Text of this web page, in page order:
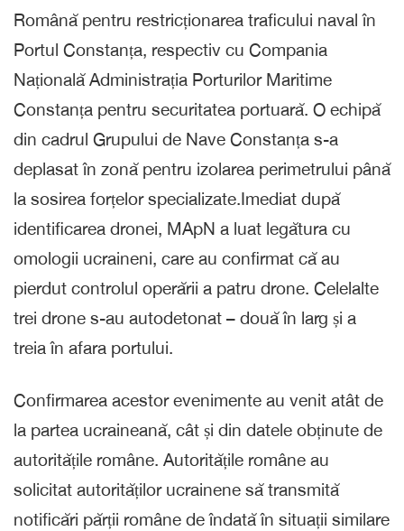
Română pentru restricționarea traficului naval în
Portul Constanța, respectiv cu Compania
Națională Administrația Porturilor Maritime
Constanța pentru securitatea portuară. O echipă
din cadrul Grupului de Nave Constanța s-a
deplasat în zonă pentru izolarea perimetrului până
la sosirea forțelor specializate.Imediat după
identificarea dronei, MApN a luat legătura cu
omologii ucraineni, care au confirmat că au
pierdut controlul operării a patru drone. Celelalte
trei drone s-au autodetonat – două în larg și a
treia în afara portului.
Confirmarea acestor evenimente au venit atât de
la partea ucraineană, cât și din datele obținute de
autoritățile române. Autoritățile române au
solicitat autorităților ucrainene să transmită
notificări părții române de îndată în situații similare